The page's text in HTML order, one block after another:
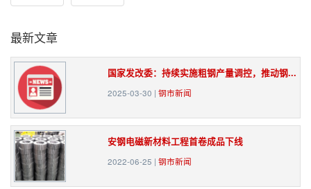
最新文章
国家发改委：持续实施粗钢产量调控，推动钢...
2025-03-30 | 钢市新闻
安钢电磁新材料工程首卷成品下线
2022-06-25 | 钢市新闻